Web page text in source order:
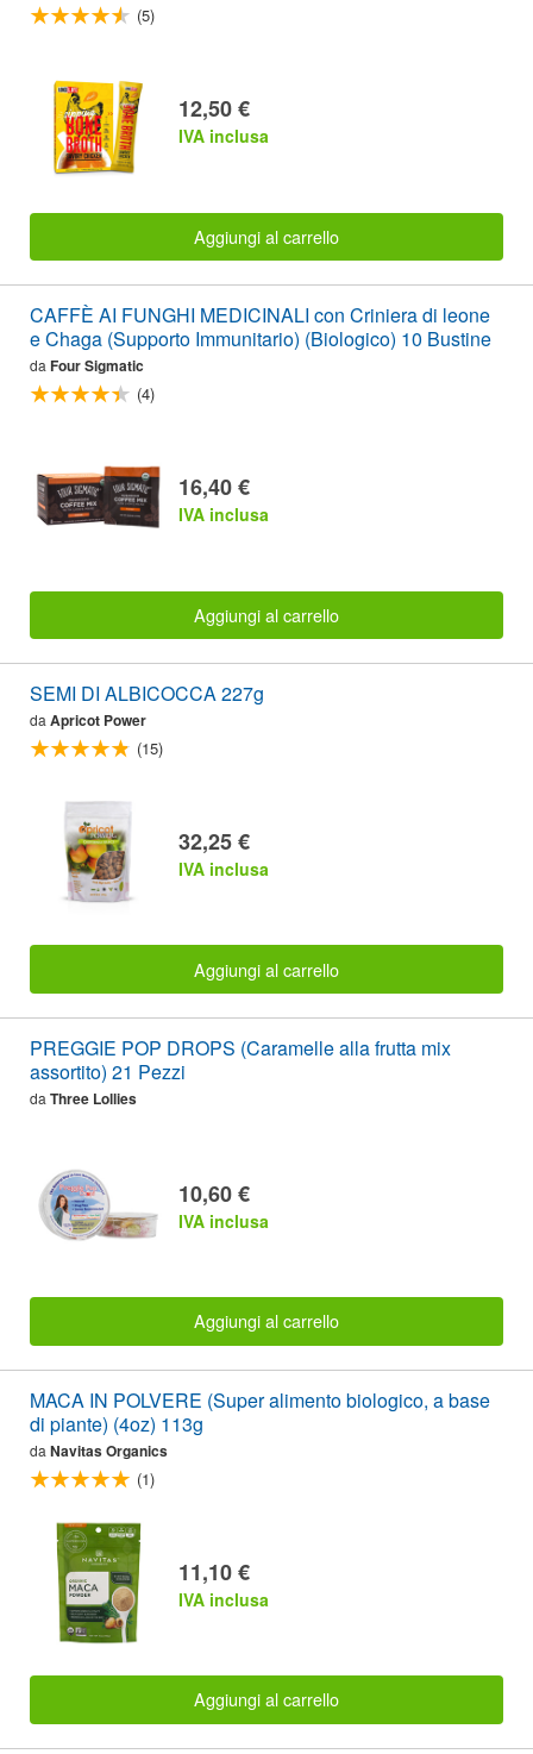
(5)
12,50 €
IVA inclusa
Aggiungi al carrello
CAFFÈ AI FUNGHI MEDICINALI con Criniera di leone
e Chaga (Supporto Immunitario) (Biologico) 10 Bustine
da Four Sigmatic
(4)
16,40 €
IVA inclusa
Aggiungi al carrello
SEMI DI ALBICOCCA 227g
da Apricot Power
(15)
32,25 €
IVA inclusa
Aggiungi al carrello
PREGGIE POP DROPS (Caramelle alla frutta mix
assortito) 21 Pezzi
da Three Lollies
10,60 €
IVA inclusa
Aggiungi al carrello
MACA IN POLVERE (Super alimento biologico, a base
di piante) (4oz) 113g
da Navitas Organics
(1)
11,10 €
IVA inclusa
Aggiungi al carrello